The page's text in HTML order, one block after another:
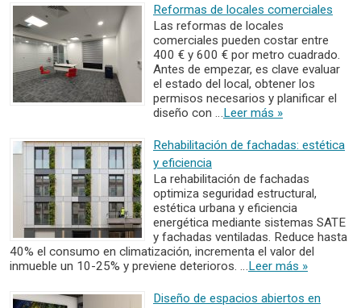
Reformas de locales comerciales
Las reformas de locales
comerciales pueden costar entre
400 € y 600 € por metro cuadrado.
Antes de empezar, es clave evaluar
el estado del local, obtener los
permisos necesarios y planificar el
diseño con …Leer más »
Rehabilitación de fachadas: estética
y eficiencia
La rehabilitación de fachadas
optimiza seguridad estructural,
estética urbana y eficiencia
energética mediante sistemas SATE
y fachadas ventiladas. Reduce hasta
40% el consumo en climatización, incrementa el valor del
inmueble un 10-25% y previene deterioros. …Leer más »
Diseño de espacios abiertos en